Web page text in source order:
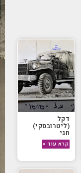
דקל
(ליטרובסקי)
חגי
קרא עוד »